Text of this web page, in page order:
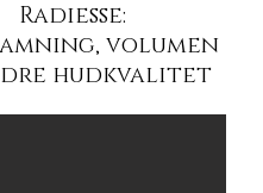
Radiesse:
volumen
hudkvalitet